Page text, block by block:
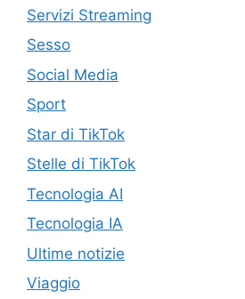
Servizi Streaming
Sesso
Social Media
Sport
Star di TikTok
Stelle di TikTok
Tecnologia AI
Tecnologia IA
Ultime notizie
Viaggio